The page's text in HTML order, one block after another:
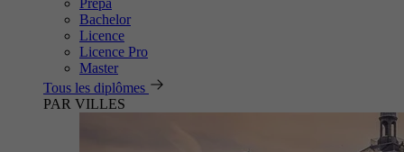
Prépa
Bachelor
Licence
Licence Pro
Master
Tous les diplômes
PAR VILLES